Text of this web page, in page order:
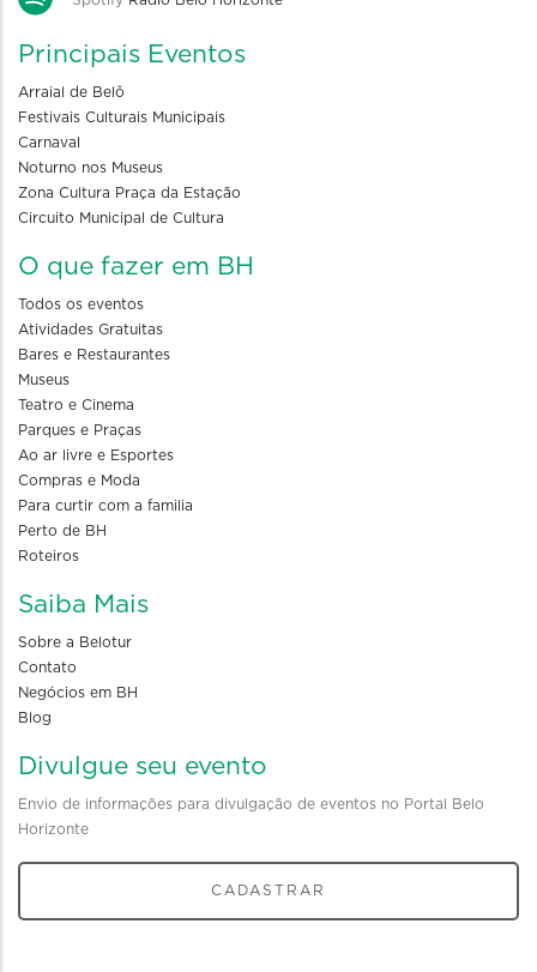
Principais Eventos
Arraial de Belô
Festivais Culturais Municipais
Carnaval
Noturno nos Museus
Zona Cultura Praça da Estação
Circuito Municipal de Cultura
O que fazer em BH
Todos os eventos
Atividades Gratuitas
Bares e Restaurantes
Museus
Teatro e Cinema
Parques e Praças
Ao ar livre e Esportes
Compras e Moda
Para curtir com a familia
Perto de BH
Roteiros
Saiba Mais
Sobre a Belotur
Contato
Negócios em BH
Blog
Divulgue seu evento
Envio de informações para divulgação de eventos no Portal Belo
Horizonte
CADASTRAR